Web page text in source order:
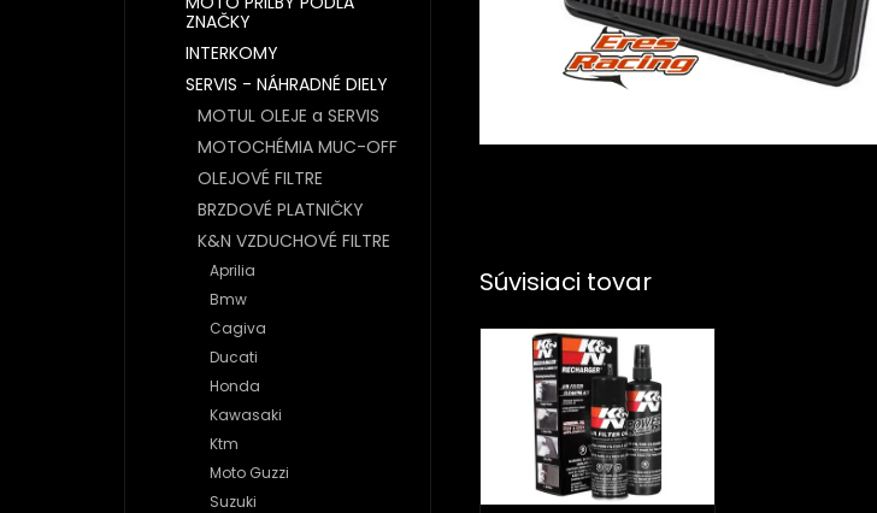
ZNAČKY
INTERKOMY
SERVIS - NÁHRADNÉ DIELY
MOTUL OLEJE a SERVIS
MOTOCHÉMIA MUC-OFF
OLEJOVÉ FILTRE
BRZDOVÉ PLATNIČKY
K&N VZDUCHOVÉ FILTRE
Aprilia
Bmw
Cagiva
Ducati
Honda
Kawasaki
Ktm
Moto Guzzi
Suzuki
Súvisiaci tovar